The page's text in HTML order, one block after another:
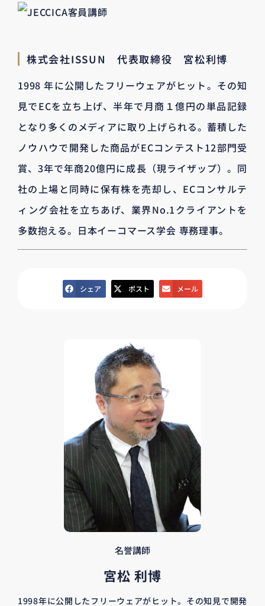
株式会社ISSUN 代表取締役 宮松利博
1998 年に公開したフリーウェアがヒット。その知
見でECを立ち上げ、半年で月商１億円の単品記録
となり多くのメディアに取り上げられる。蓄積した
ノウハウで開発した商品がECコンテスト12部門受
賞、3年で年商20億円に成長（現ライザップ）。同
社の上場と同時に保有株を売却し、ECコンサルテ
ィング会社を立ちあげ、業界No.1クライアントを
多数抱える。日本イーコマース学会 専務理事。
シェア ポスト メール
名誉講師
宮松 利博
1998年に公開したフリーウェアがヒット。その知見で開発